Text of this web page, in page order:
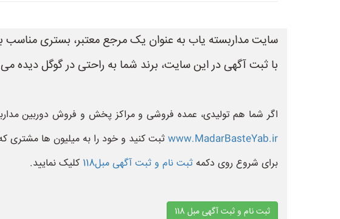
سایت مداربسته یاب به عنوان یک مرجع معتبر، بستری مناسب
با ثبت آگهی در این سایت، برند شما به راحتی در گوگل
اگر شما هم تولیدی، عمده فروشی و مراکز پخش و فروش دوربین
www.MadarBasteYab.ir ثبت کنید و خود را به میلیون ها مشتری
برای شروع روی دکمه ثبت نام و ثبت آگهی مبل118 کلیک نمایید.
ثبت نام و ثبت آگهی مبل 118